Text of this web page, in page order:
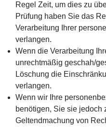
Regel Zeit, um dies zu
Prüfung haben Sie das
Verarbeitung Ihrer
verlangen.
Wenn die Verarbeitung
unrechtmäßig geschah/
Löschung die
verlangen.
Wenn wir Ihre
benötigen, Sie sie jedoch
Geltendmachung von